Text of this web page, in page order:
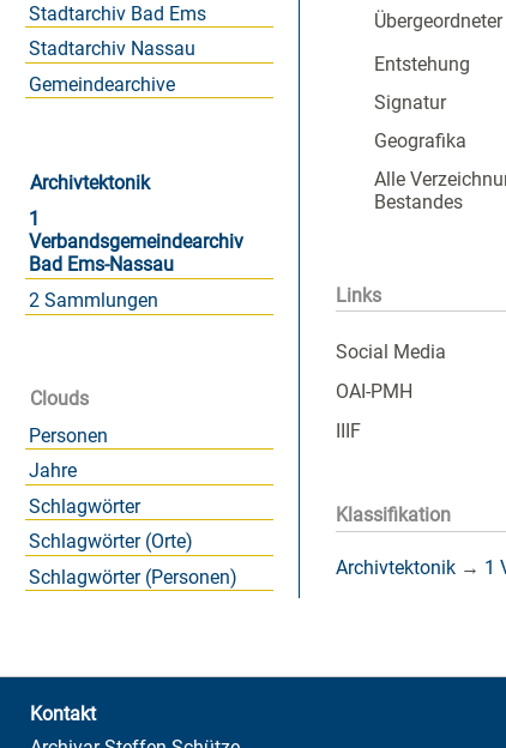
Stadtarchiv Bad Ems
Stadtarchiv Nassau
Gemeindearchive
Archivtektonik
1
Verbandsgemeindearchiv
Bad Ems-Nassau
2 Sammlungen
Clouds
Personen
Jahre
Schlagwörter
Schlagwörter (Orte)
Schlagwörter (Personen)
Entstehung
Signatur
Geografika
Alle
Bestandes
Links
Social Media
OAI-PMH
IIIF
Klassifikation
Archivtektonik → 1
Kontakt